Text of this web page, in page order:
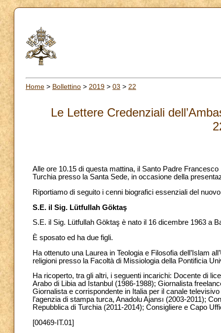
Home > Bollettino > 2019 > 03 > 22
Le Lettere Credenziali
Alle ore 10.15 di questa mattina, il Santo Padre
Turchia presso la Santa Sede, in occasione della
Riportiamo di seguito i cenni biografici essenziali del
S.E. il Sig. Lütfullah Göktaş
S.E. il Sig. Lütfullah Göktaş è nato il 16 dicembre 1963 a
È sposato ed ha due figli.
Ha ottenuto una Laurea in Teologia e Filosofia dell’Islam
religioni presso la Facoltà di Missiologia della Pontificia
Ha ricoperto, tra gli altri, i seguenti incarichi: Docente di
Arabo di Libia ad Istanbul (1986-1988); Giornalista
Giornalista e corrispondente in Italia per il canale
l’agenzia di stampa turca, Anadolu Ajansı (2003-2011);
Repubblica di Turchia (2011-2014); Consigliere e Capo
[00469-IT.01]